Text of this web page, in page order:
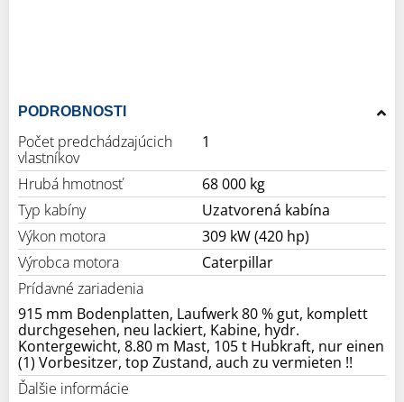
PODROBNOSTI
Počet predchádzajúcich
vlastníkov
1
Hrubá hmotnosť
68 000 kg
Typ kabíny
Uzatvorená kabína
Výkon motora
309 kW (420 hp)
Výrobca motora
Caterpillar
Prídavné zariadenia
915 mm Bodenplatten, Laufwerk 80 % gut, komplett
durchgesehen, neu lackiert, Kabine, hydr.
Kontergewicht, 8.80 m Mast, 105 t Hubkraft, nur einen
(1) Vorbesitzer, top Zustand, auch zu vermieten !!
Ďalšie informácie